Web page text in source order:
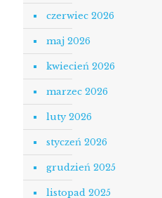
czerwiec 2026
maj 2026
kwiecień 2026
marzec 2026
luty 2026
styczeń 2026
grudzień 2025
listopad 2025